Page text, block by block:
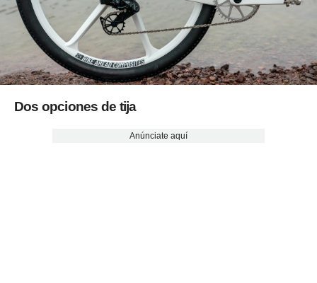
Dos opciones de tija
Anúnciate aquí